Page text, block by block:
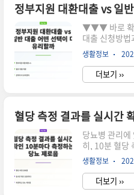
보와 신청 절차
곤 합니다. 이
방법을 안내하
합니다.정부지
을 찾지 못하
와 같은 문제
한 혼란신..
▼▼▼ 바로 확
대출 신청방법
사업자대출조
청방법 바로가
줄이기 시도하
대환대출의 필
서 대환대출은
다. 지금 확인
대환대출은
전환하는 방
이 됩니다. 특
저소득자를 위
받을 수 있다는
생활정보
더보기 ››
당뇨병 관리
히, 10분 혈당
의 혈당 수치
처를 할 수 있
혈당을 측정하
고 사용자들이
생활정보
더보기 ››